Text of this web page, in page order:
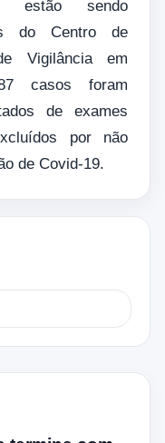
estão sendo
do Centro de
Vigilância em
casos foram
de exames
por não
de Covid-19.